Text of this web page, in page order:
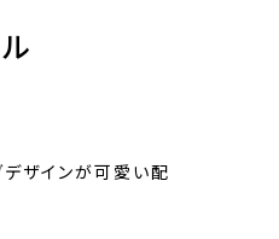
デザインが可愛い配